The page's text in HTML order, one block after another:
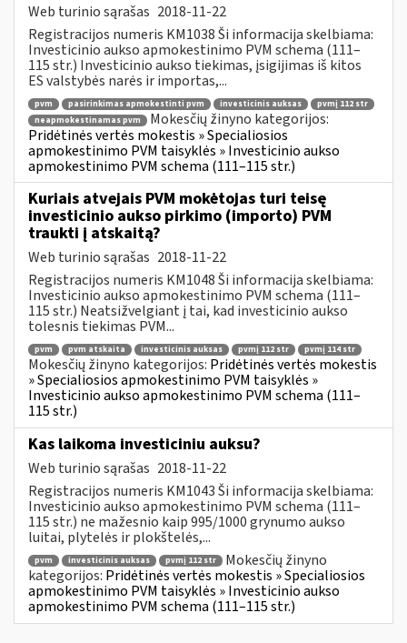
Web turinio sąrašas 2018-11-22
Registracijos numeris KM1038 Ši informacija skelbiama:
Investicinio aukso apmokestinimo PVM schema (111–
115 str.) Investicinio aukso tiekimas, įsigijimas iš kitos
ES valstybės narės ir importas,...
pvm pasirinkimas apmokestinti pvm investicinis auksas
pvmį 112 str
neapmokestinamas pvm
Mokesčių žinyno kategorijos:
Pridėtinės vertės mokestis » Specialiosios
apmokestinimo PVM taisyklės » Investicinio aukso
apmokestinimo PVM schema (111–115 str.)
Kuriais atvejais PVM mokėtojas turi teisę
investicinio aukso pirkimo (importo) PVM
traukti į atskaitą?
Web turinio sąrašas 2018-11-22
Registracijos numeris KM1048 Ši informacija skelbiama:
Investicinio aukso apmokestinimo PVM schema (111–
115 str.) Neatsižvelgiant į tai, kad investicinio aukso
tolesnis tiekimas PVM...
pvm pvm atskaita investicinis auksas pvmį 112 str pvmį 114 str
Mokesčių žinyno kategorijos: Pridėtinės vertės mokestis
» Specialiosios apmokestinimo PVM taisyklės »
Investicinio aukso apmokestinimo PVM schema (111–
115 str.)
Kas laikoma investiciniu auksu?
Web turinio sąrašas 2018-11-22
Registracijos numeris KM1043 Ši informacija skelbiama:
Investicinio aukso apmokestinimo PVM schema (111–
115 str.) ne mažesnio kaip 995/1000 grynumo aukso
luitai, plytelės ir plokštelės,...
pvm investicinis auksas pvmį 112 str
Mokesčių žinyno
kategorijos: Pridėtinės vertės mokestis » Specialiosios
apmokestinimo PVM taisyklės » Investicinio aukso
apmokestinimo PVM schema (111–115 str.)